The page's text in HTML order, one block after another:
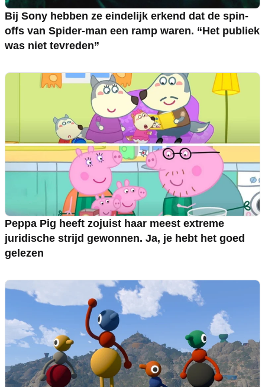
Bij Sony hebben ze eindelijk erkend dat de spin-
offs van Spider-man een ramp waren. “Het publiek
was niet tevreden”
Peppa Pig heeft zojuist haar meest extreme
juridische strijd gewonnen. Ja, je hebt het goed
gelezen